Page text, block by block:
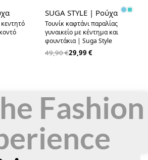
SUGA STYLE | Ρούχα
Τουνίκ καφτάνι παραλίας
γυναικείο με κέντημα και
φουντάκια | Suga Style
49,90€29,99 €
Fashion